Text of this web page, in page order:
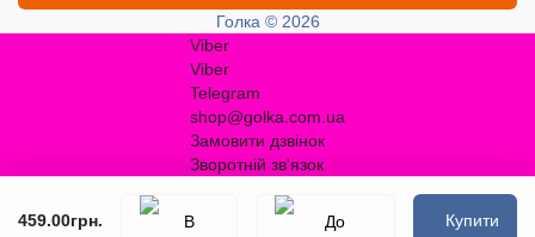
459.00грн. Купити
Голка © 2026
Viber
Viber
Telegram
shop@golka.com.ua
Замовити дзвінок
Зворотній зв'язок